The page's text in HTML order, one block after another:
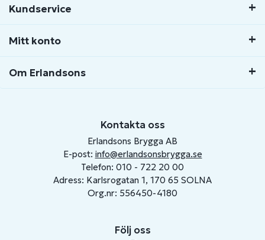
Kundservice
Mitt konto
Om Erlandsons
Kontakta oss
Erlandsons Brygga AB
E-post: info@erlandsonsbrygga.se
Telefon: 010 - 722 20 00
Adress: Karlsrogatan 1, 170 65 SOLNA
Org.nr: 556450-4180
Följ oss